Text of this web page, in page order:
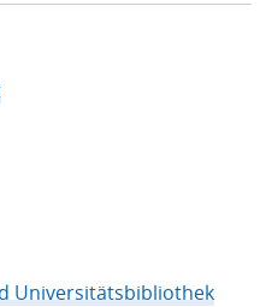
Universitätsbibliothek